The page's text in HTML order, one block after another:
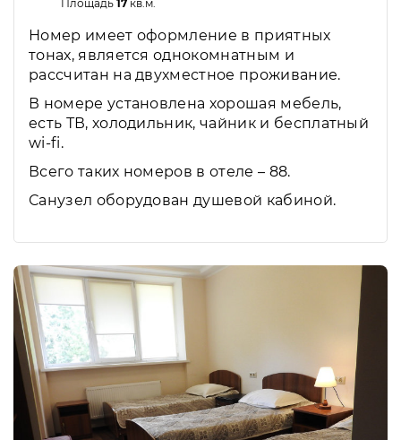
Площадь 17кв.м.
Номер имеет оформление в приятных
тонах, является однокомнатным и
рассчитан на двухместное проживание.
В номере установлена хорошая мебель,
есть ТВ, холодильник, чайник и бесплатный
wi-fi.
Всего таких номеров в отеле – 88.
Санузел оборудован душевой кабиной.